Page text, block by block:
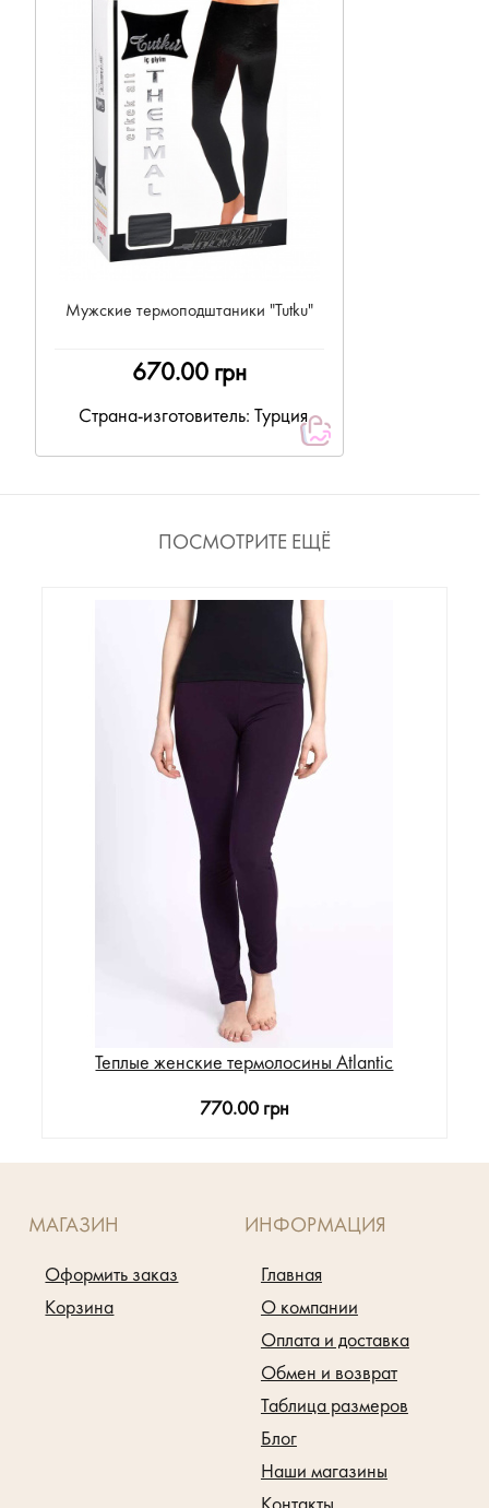
Мужские термоподштаники "Tutku"
670.00 грн
Страна-изготовитель: Турция
ПОСМОТРИТЕ ЕЩЁ
Теплые женские термолосины Atlantic
770.00 грн
МАГАЗИН
Оформить заказ
Корзина
ИНФОРМАЦИЯ
Главная
О компании
Оплата и доставка
Обмен и возврат
Таблица размеров
Блог
Наши магазины